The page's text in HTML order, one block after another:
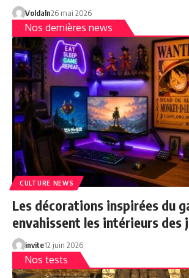
Voldaln26 mai 2026
Nos dernières news
CULTURE NEWS
Les décorations inspirées du
envahissent les intérieurs des
invite12 juin 2026
Nos tests